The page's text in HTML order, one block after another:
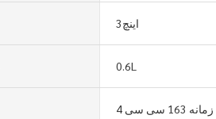
اینچ3
0.6L
4 زمانه 163 سی سی